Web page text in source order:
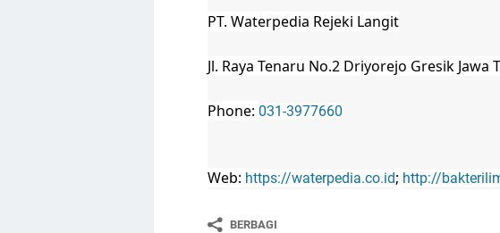
PT. Waterpedia Rejeki Langit
Jl. Raya Tenaru No.2 Driyorejo Gresik Jawa
Phone: 031-3977660
Web: https://waterpedia.co.id; http://
BERBAGI